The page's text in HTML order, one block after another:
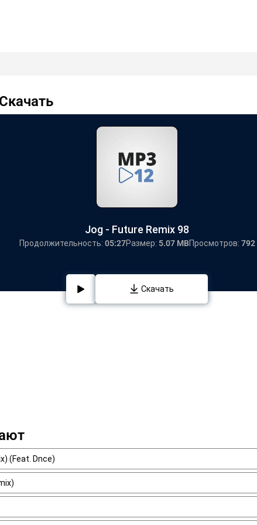
Jog - Future Remix 98
Продолжительность: 05:27Размер: 5.07 MBПросмотров: 792
Скачать
(Feat. Dnce)